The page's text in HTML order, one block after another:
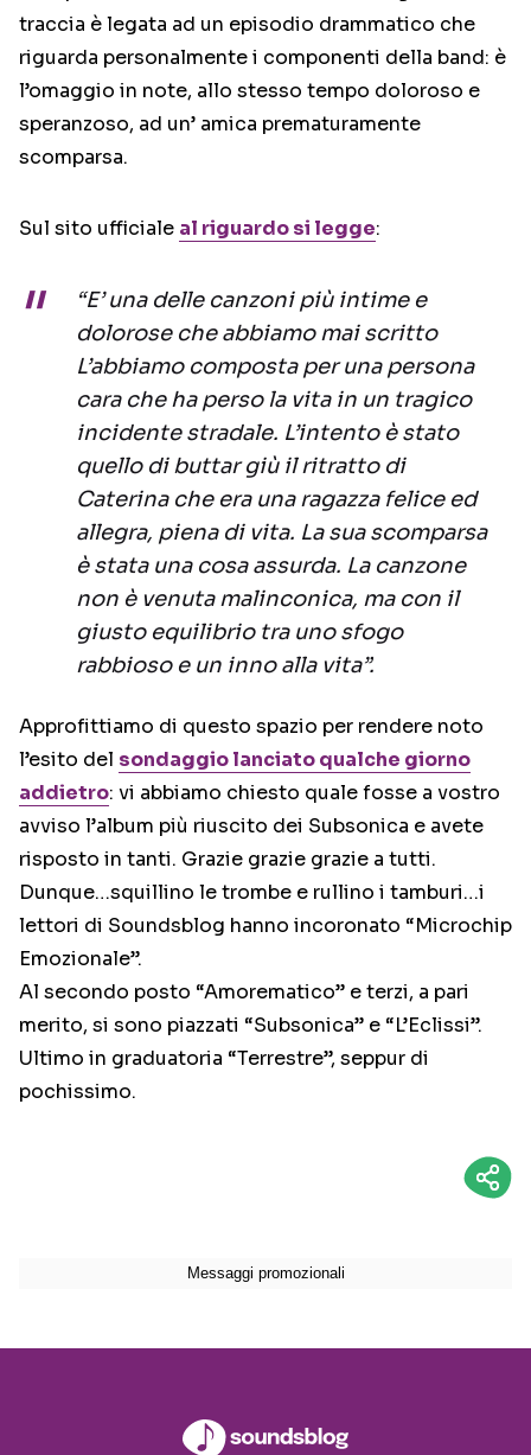
traccia è legata ad un episodio drammatico che
riguarda personalmente i componenti della band: è
l’omaggio in note, allo stesso tempo doloroso e
speranzoso, ad un’ amica prematuramente
scomparsa.
Sul sito ufficiale al riguardo si legge:
“E’ una delle canzoni più intime e
dolorose che abbiamo mai scritto
L’abbiamo composta per una persona
cara che ha perso la vita in un tragico
incidente stradale. L’intento è stato
quello di buttar giù il ritratto di
Caterina che era una ragazza felice ed
allegra, piena di vita. La sua scomparsa
è stata una cosa assurda. La canzone
non è venuta malinconica, ma con il
giusto equilibrio tra uno sfogo
rabbioso e un inno alla vita”.
Approfittiamo di questo spazio per rendere noto
l’esito del sondaggio lanciato qualche giorno
addietro: vi abbiamo chiesto quale fosse a vostro
avviso l’album più riuscito dei Subsonica e avete
risposto in tanti. Grazie grazie grazie a tutti.
Dunque…squillino le trombe e rullino i tamburi…i
lettori di Soundsblog hanno incoronato “Microchip
Emozionale”.
Al secondo posto “Amorematico” e terzi, a pari
merito, si sono piazzati “Subsonica” e “L’Eclissi”.
Ultimo in graduatoria “Terrestre”, seppur di
pochissimo.